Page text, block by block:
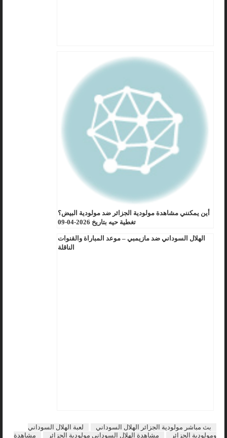
أين يمكنني مشاهدة مولودية الجزائر ضد مولودية البيض؟
تغطية حيه بتاريخ 2026-04-09
الهلال السوداني ضد مازيمبي – موعد المباراة والقنوات
الناقلة
بث مباشر مولودية الجزائر الهلال السوداني
لعبة الهلال السوداني
ومولودية الجزائر
مشاهدة الهلال السوداني مولودية الجزائر مشاهدة